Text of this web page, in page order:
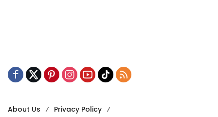
About Us
Privacy Policy